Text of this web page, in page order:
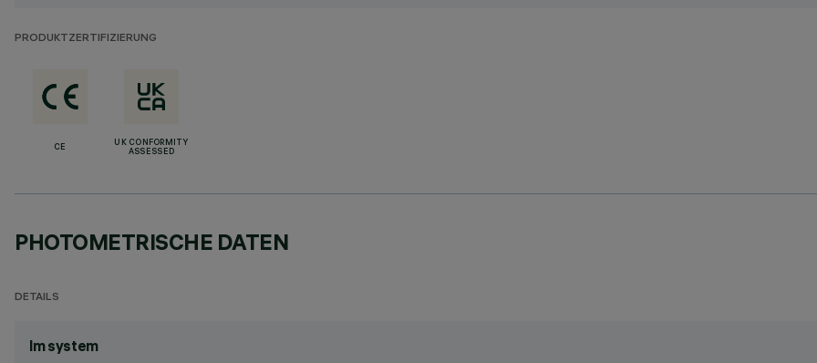
PRODUKTZERTIFIZIERUNG
CE
UK CONFORMITY
ASSESSED
PHOTOMETRISCHE DATEN
DETAILS
lm system